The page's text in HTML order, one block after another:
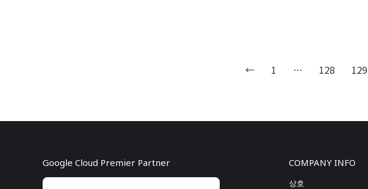
← 1 … 128 129
Google Cloud Premier Partner COMPANY INFO
상호